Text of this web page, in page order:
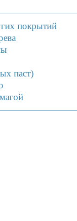
покрытий
паст)